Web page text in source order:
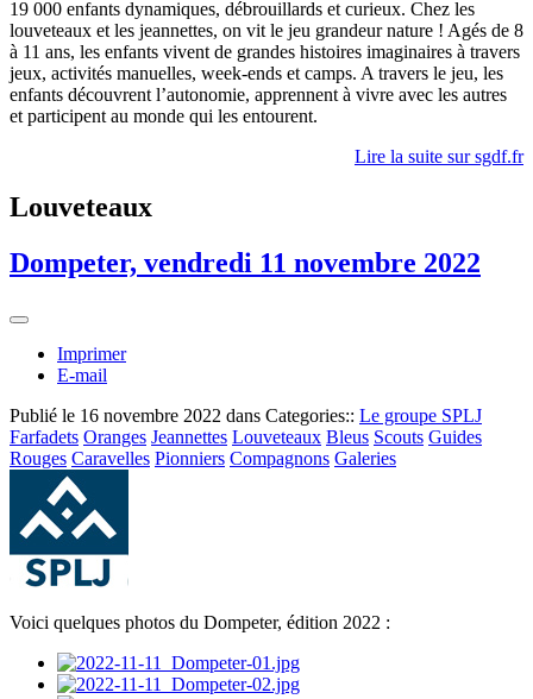
19 000 enfants dynamiques, débrouillards et curieux. Chez les
louveteaux et les jeannettes, on vit le jeu grandeur nature ! Agés de 8
à 11 ans, les enfants vivent de grandes histoires imaginaires à travers
jeux, activités manuelles, week-ends et camps. A travers le jeu, les
enfants découvrent l’autonomie, apprennent à vivre avec les autres
et participent au monde qui les entourent.
Lire la suite sur sgdf.fr
Louveteaux
Dompeter, vendredi 11 novembre 2022
Imprimer
E-mail
Publié le 16 novembre 2022 dans Categories:: Le groupe SPLJ
Farfadets Oranges Jeannettes Louveteaux Bleus Scouts Guides
Rouges Caravelles Pionniers Compagnons Galeries
Voici quelques photos du Dompeter, édition 2022 :